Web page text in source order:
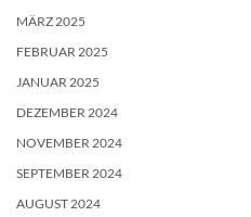
MÄRZ 2025
FEBRUAR 2025
JANUAR 2025
DEZEMBER 2024
NOVEMBER 2024
SEPTEMBER 2024
AUGUST 2024